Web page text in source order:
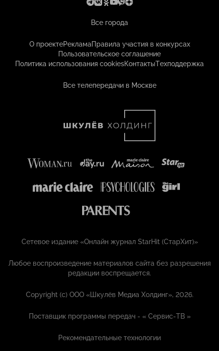
Все города
О проектеРекламаПравила участия в конкурсах
Пользовательское соглашение
Политика использования cookiesКонтактыТехподдержка
Все телепередачи в Москве
Сетевое издание «Онлайн журнал StarHit (СтарХит)»
Любое воспроизведение материалов сайта без разрешения
редакции воспрещается.
Copyright (с) ООО «Шкулёв Медиа Холдинг», 2026.
Поставщик программы передач - «Сервис-ТВ »
Рекомендательные технологии